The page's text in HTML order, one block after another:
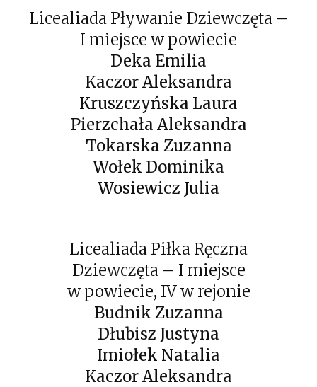
Licealiada Pływanie Dziewczęta –
I miejsce w powiecie
Deka Emilia
Kaczor Aleksandra
Kruszczyńska Laura
Pierzchała Aleksandra
Tokarska Zuzanna
Wołek Dominika
Wosiewicz Julia
Licealiada Piłka Ręczna
Dziewczęta – I miejsce
w powiecie, IV w rejonie
Budnik Zuzanna
Dłubisz Justyna
Imiołek Natalia
Kaczor Aleksandra